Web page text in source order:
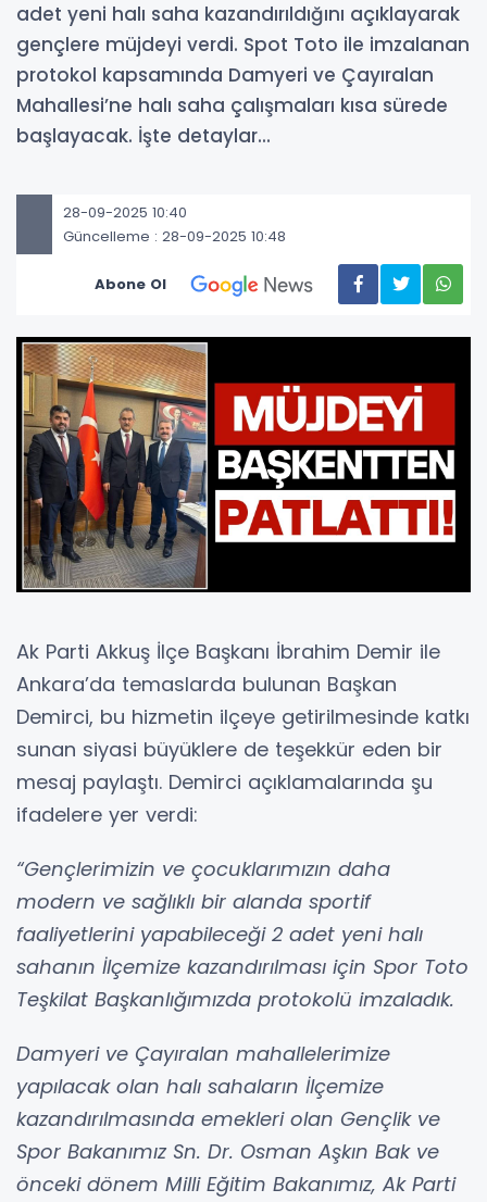
adet yeni halı saha kazandırıldığını açıklayarak
gençlere müjdeyi verdi. Spot Toto ile imzalanan
protokol kapsamında Damyeri ve Çayıralan
Mahallesi’ne halı saha çalışmaları kısa sürede
başlayacak. İşte detaylar...
28-09-2025 10:40
Güncelleme : 28-09-2025 10:48
Abone Ol
Ak Parti Akkuş İlçe Başkanı İbrahim Demir ile
Ankara’da temaslarda bulunan Başkan
Demirci, bu hizmetin ilçeye getirilmesinde katkı
sunan siyasi büyüklere de teşekkür eden bir
mesaj paylaştı. Demirci açıklamalarında şu
ifadelere yer verdi:
“Gençlerimizin ve çocuklarımızın daha
modern ve sağlıklı bir alanda sportif
faaliyetlerini yapabileceği 2 adet yeni halı
sahanın İlçemize kazandırılması için Spor Toto
Teşkilat Başkanlığımızda protokolü imzaladık.
Damyeri ve Çayıralan mahallelerimize
yapılacak olan halı sahaların İlçemize
kazandırılmasında emekleri olan Gençlik ve
Spor Bakanımız Sn. Dr. Osman Aşkın Bak ve
önceki dönem Milli Eğitim Bakanımız, Ak Parti